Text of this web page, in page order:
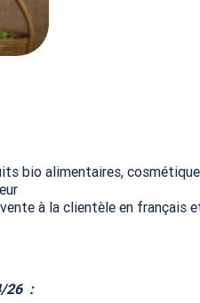
bio alimentaires,
à la clientèle en français
26 :